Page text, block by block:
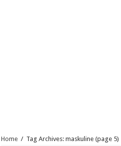
Home / Tag Archives: maskuline (page 5)